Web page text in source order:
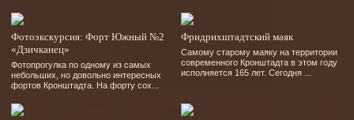
Фотоэкскурсия: Форт Южный №2
«Дзичканец»
Фотопрогулка по одному из самых
небольших, но довольно интересных
фортов Кронштадта. На форту сох...
Фридрихштадтский маяк
Самому старому маяку на территории
современного Кронштадта в этом году
исполняется 165 лет. Сегодня ...